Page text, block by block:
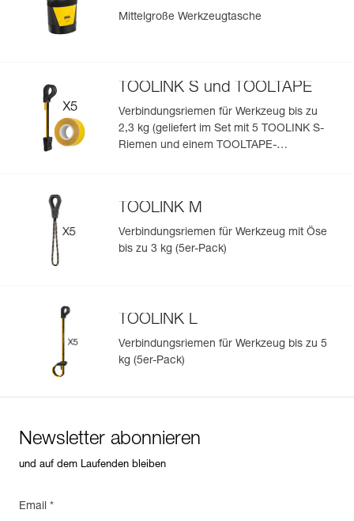
Mittelgroße Werkzeugtasche
TOOLINK S und TOOLTAPE
Verbindungsriemen für Werkzeug bis zu
2,3 kg (geliefert im Set mit 5 TOOLINK S-
Riemen und einem TOOLTAPE-
TOOLINK M
Verbindungsriemen für Werkzeug mit Öse
bis zu 3 kg (5er-Pack)
TOOLINK L
Verbindungsriemen für Werkzeug bis zu 5
kg (5er-Pack)
Newsletter abonnieren
und auf dem Laufenden bleiben
Email *